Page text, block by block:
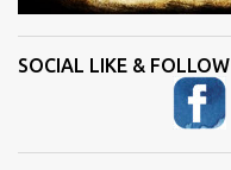
SOCIAL LIKE & FOLLOW